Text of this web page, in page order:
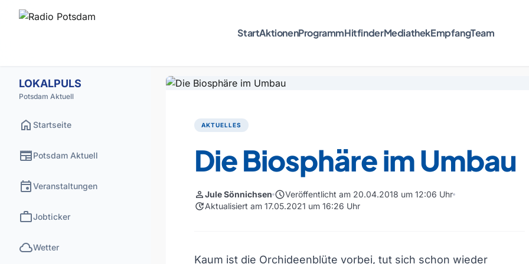
StartAktionenProgrammHitfinderMediathekEmpfangTeam
LOKALPULS
Potsdam Aktuell
home Startseite
newspaperPotsdam Aktuell
eventVeranstaltungen
workJobticker
cloudWetter
AKTUELLES
Die Biosphäre im Umbau
personJule Sönnichsen scheduleVeröffentlicht am 20.04.2018 um 12:06 Uhr
updateAktualisiert am 17.05.2021 um 16:26 Uhr
Kaum ist die Orchideenblüte vorbei, tut sich schon wieder